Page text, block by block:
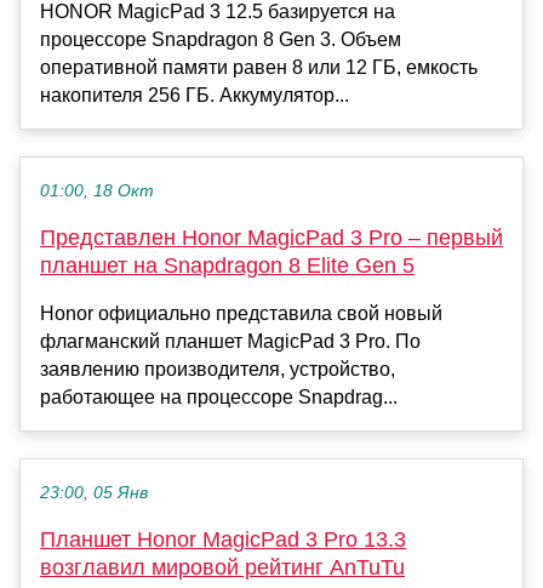
HONOR MagicPad 3 12.5 базируется на
процессоре Snapdragon 8 Gen 3. Объем
оперативной памяти равен 8 или 12 ГБ, емкость
накопителя 256 ГБ. Аккумулятор...
01:00, 18 Окт
Представлен Honor MagicPad 3 Pro – первый
планшет на Snapdragon 8 Elite Gen 5
Honor официально представила свой новый
флагманский планшет MagicPad 3 Pro. По
заявлению производителя, устройство,
работающее на процессоре Snapdrag...
23:00, 05 Янв
Планшет Honor MagicPad 3 Pro 13.3
возглавил мировой рейтинг AnTuTu